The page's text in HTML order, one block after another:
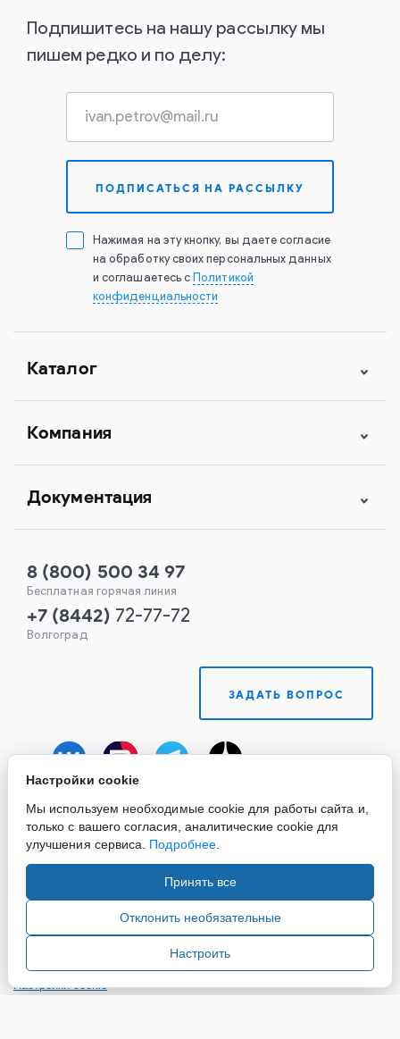
Подпишитесь на нашу рассылку мы
пишем редко и по делу:
Нажимая на эту кнопку, вы даете согласие
на обработку своих персональных данных
и соглашаетесь с Политикой
конфиденциальности
Каталог
Компания
Документация
8 (800) 500 34 97
Бесплатная горячая линия
+7 (8442) 72-77-72
Волгоград
ЗАДАТЬ ВОПРОС
информации и материалов сайта, ссылка на источник
обязательна.
Настройки cookie
Настройки cookie
Мы используем необходимые cookie для работы сайта и,
только с вашего согласия, аналитические cookie для
улучшения сервиса. Подробнее.
Принять все
Отклонить необязательные
Настроить